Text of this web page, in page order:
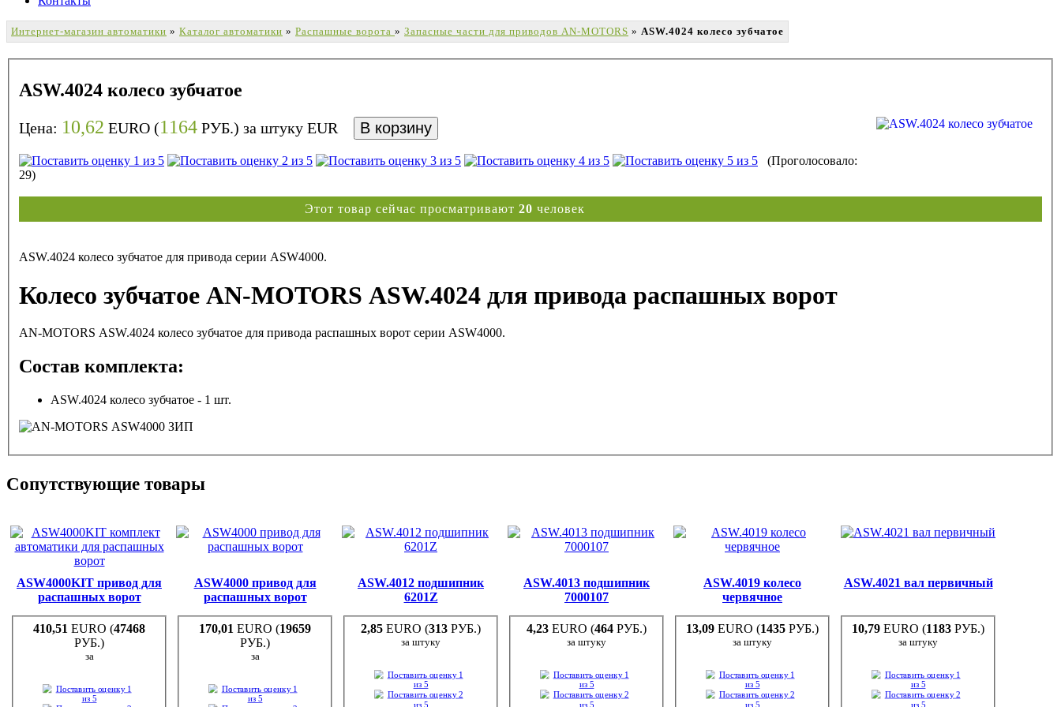
Интернет-магазин автоматики » Каталог автоматики » Распашные ворота » Запасные части для приводов AN-MOTORS » ASW.4024 колесо зубчатое
ASW.4024 колесо зубчатое
Цена: 10,62 EURO (1164 РУБ.) за штуку EUR
29)
Этот товар сейчас просматривают 20 человек
ASW.4024 колесо зубчатое для привода серии ASW4000.
Колесо зубчатое AN-MOTORS ASW.4024 для привода распашных ворот
AN-MOTORS ASW.4024 колесо зубчатое для привода распашных ворот серии ASW4000.
Состав комплекта:
ASW.4024 колесо зубчатое - 1 шт.
Сопутствующие товары
ASW4000KIT привод для
распашных ворот
410,51 EURO (47468
РУБ.)
за
ASW4000 привод для
распашных ворот
170,01 EURO (19659
РУБ.)
за
ASW.4012 подшипник
6201Z
2,85 EURO (313 РУБ.)
за штуку
ASW.4013 подшипник
7000107
4,23 EURO (464 РУБ.)
за штуку
ASW.4019 колесо
червячное
13,09 EURO (1435 РУБ.)
за штуку
ASW.4021 вал первичный
10,79 EURO (1183 РУБ.)
за штуку